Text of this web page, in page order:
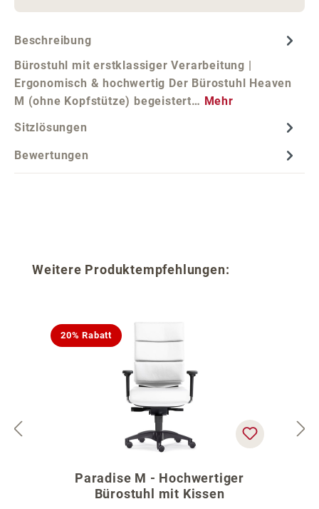
Beschreibung
Bürostuhl mit erstklassiger Verarbeitung |
Ergonomisch & hochwertig Der Bürostuhl Heaven
M (ohne Kopfstütze) begeistert… Mehr
Sitzlösungen
Bewertungen
Produktgalerie überspringen
Weitere Produktempfehlungen:
20% Rabatt
Paradise M - Hochwertiger
Bürostuhl mit Kissen